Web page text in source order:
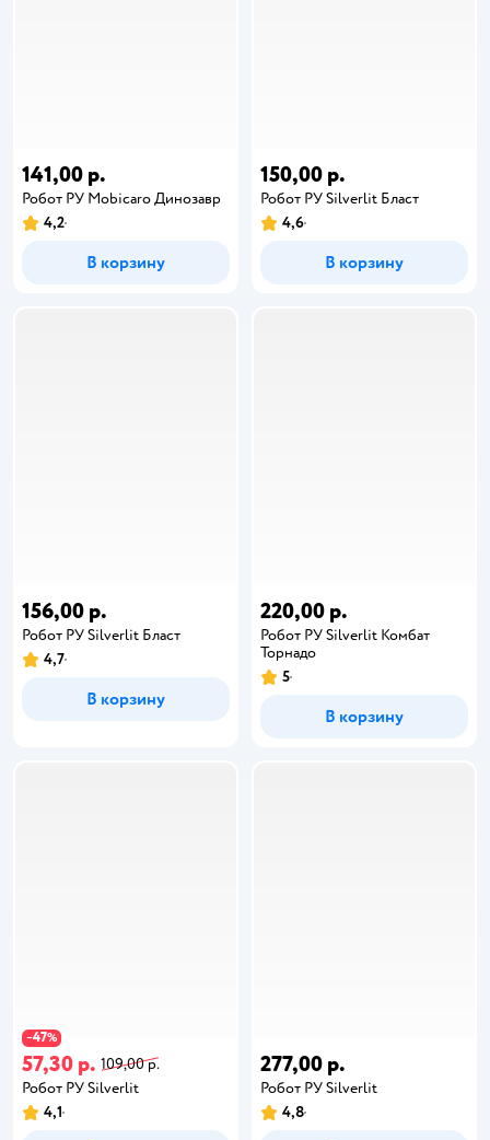
141,00 р.
Робот РУ Mobicaro Динозавр
4,2
В корзину
150,00 р.
Робот РУ Silverlit Бласт
4,6
В корзину
156,00 р.
Робот РУ Silverlit Бласт
4,7
В корзину
220,00 р.
Робот РУ Silverlit Комбат
Торнадо
5
В корзину
−47%
57,30 р. 109,00 р.
Робот РУ Silverlit
4,1
277,00 р.
Робот РУ Silverlit
4,8